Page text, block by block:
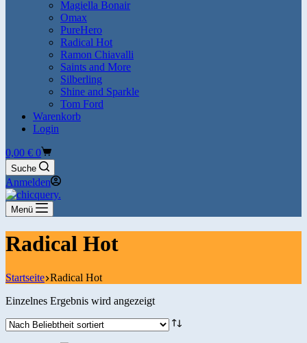
Magiella Bonair
Omax
PureHero
Radical Hot
Ramon Chiavalli
Saints and More
Silberling
Shine and Sparkle
Tom Ford
Warenkorb
Login
Warenkorb
0,00 € 0
Suche
Anmelden
Menü
Radical Hot
Startseite Radical Hot
Einzelnes Ergebnis wird angezeigt